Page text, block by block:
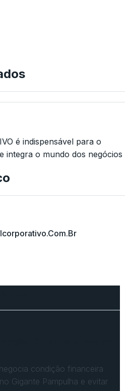
é indispensável para o
integra o mundo dos negócios
condição financeira
Gigante Pampulha e evitar